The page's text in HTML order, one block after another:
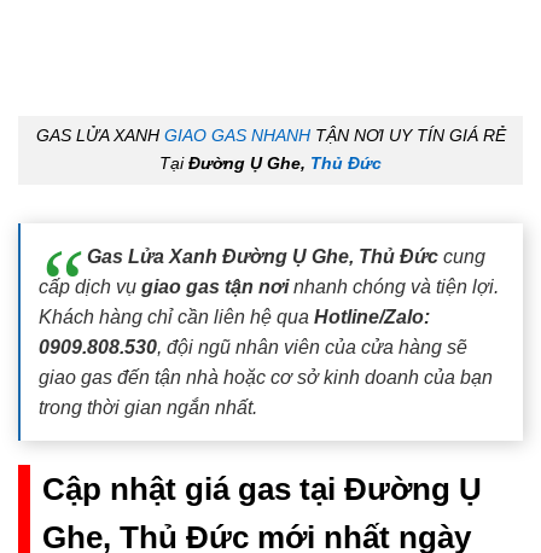
GAS LỬA XANH GIAO GAS NHANHTẬN NƠI UY TÍN GIÁ RẺ
TạiĐường Ụ Ghe, Thủ Đức
Gas Lửa Xanh Đường Ụ Ghe, Thủ Đức cung
cấp dịch vụ giao gas tận nơinhanh chóng và tiện lợi.
Khách hàng chỉ cần liên hệ qua Hotline/Zalo:
0909.808.530, đội ngũ nhân viên của cửa hàng sẽ
giao gas đến tận nhà hoặc cơ sở kinh doanh của bạn
trong thời gian ngắn nhất.
Cập nhật giá gas tại Đường Ụ
Ghe, Thủ Đức mới nhất ngày